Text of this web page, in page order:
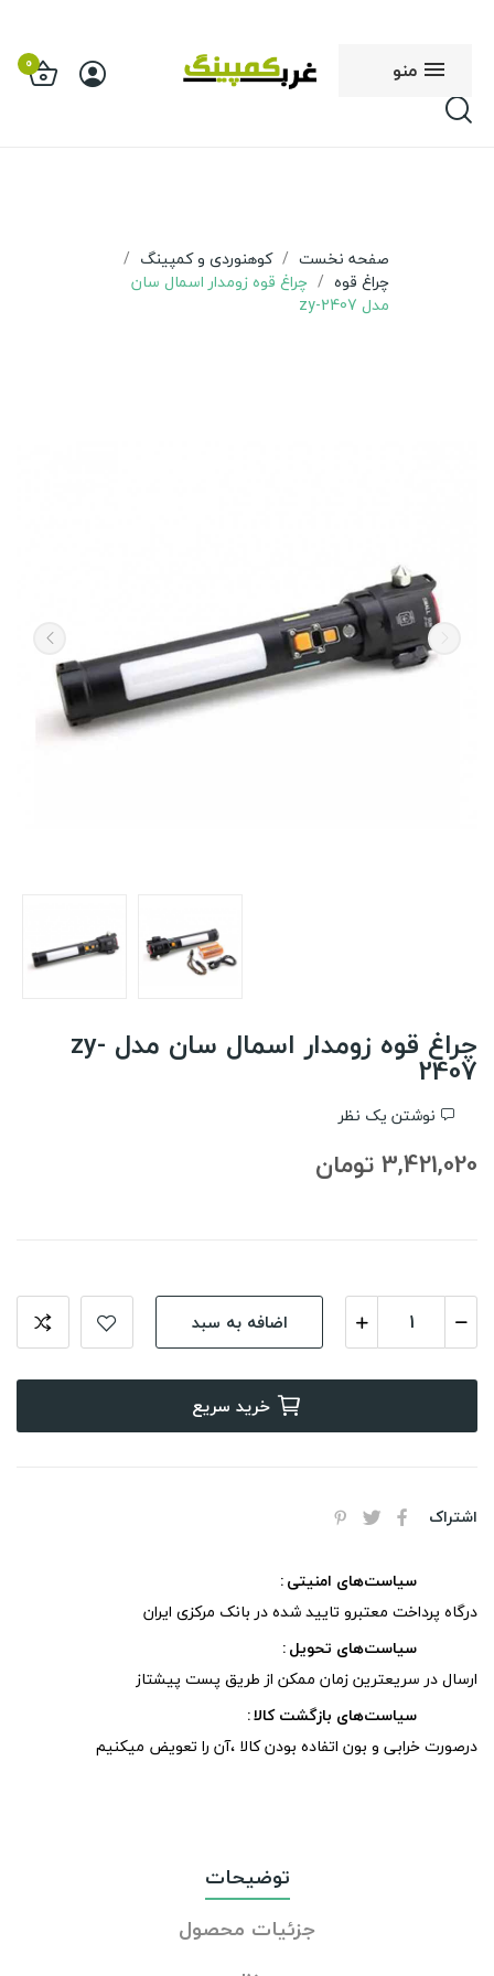
منو 0
صفحه نخست
کوهنوردی و کمپینگ
چراغ قوه
چراغ قوه زومدار اسمال سان
مدل zy-2407
چراغ قوه زومدار اسمال سان مدل zy-
2407
نوشتن یک نظر
3,421,020 تومان
اضافه به سبد
خرید سریع
اشتراک
سیاست‌های امنیتی
درگاه پرداخت معتبرو تایید شده در بانک مرکزی ایران
سیاست‌های تحویل
ارسال در سریعترین زمان ممکن از طریق پست پیشتاز
سیاست‌های بازگشت کالا
درصورت خرابی و بون اتفاده بودن کالا ،آن را تعویض میکنیم
توضیحات
جزئیات محصول